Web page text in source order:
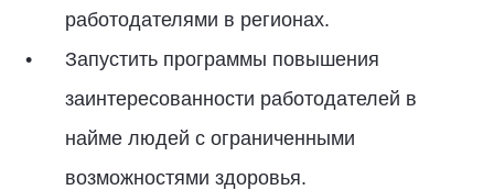
работодателями в регионах.
Запустить программы повышения
заинтересованности работодателей в
найме людей с ограниченными
возможностями здоровья.